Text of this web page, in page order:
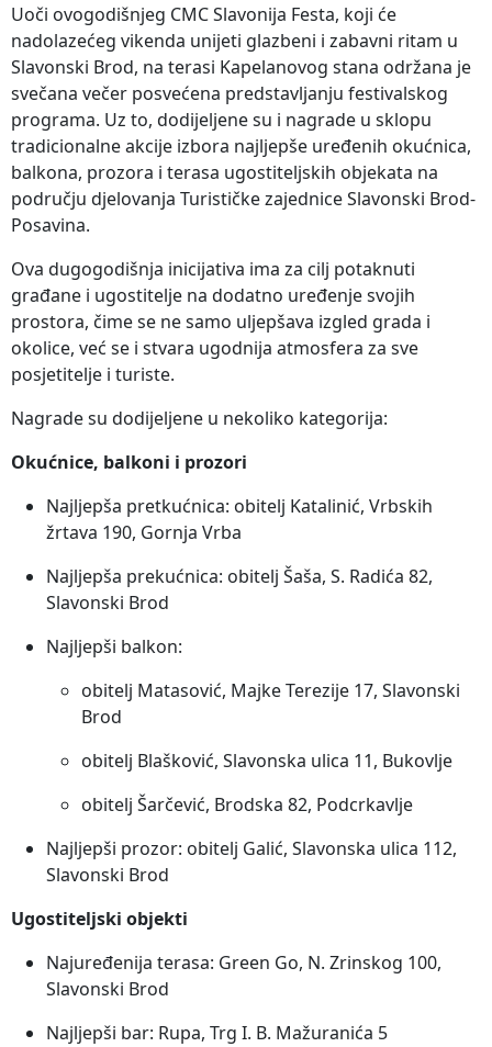
Uoči ovogodišnjeg CMC Slavonija Festa, koji će
nadolazećeg vikenda unijeti glazbeni i zabavni ritam u
Slavonski Brod, na terasi Kapelanovog stana održana je
svečana večer posvećena predstavljanju festivalskog
programa. Uz to, dodijeljene su i nagrade u sklopu
tradicionalne akcije izbora najljepše uređenih okućnica,
balkona, prozora i terasa ugostiteljskih objekata na
području djelovanja Turističke zajednice Slavonski Brod-
Posavina.
Ova dugogodišnja inicijativa ima za cilj potaknuti
građane i ugostitelje na dodatno uređenje svojih
prostora, čime se ne samo uljepšava izgled grada i
okolice, već se i stvara ugodnija atmosfera za sve
posjetitelje i turiste.
Nagrade su dodijeljene u nekoliko kategorija:
Okućnice, balkoni i prozori
Najljepša pretkućnica: obitelj Katalinić, Vrbskih
žrtava 190, Gornja Vrba
Najljepša prekućnica: obitelj Šaša, S. Radića 82,
Slavonski Brod
Najljepši balkon:
obitelj Matasović, Majke Terezije 17, Slavonski
Brod
obitelj Blašković, Slavonska ulica 11, Bukovlje
obitelj Šarčević, Brodska 82, Podcrkavlje
Najljepši prozor: obitelj Galić, Slavonska ulica 112,
Slavonski Brod
Ugostiteljski objekti
Najuređenija terasa: Green Go, N. Zrinskog 100,
Slavonski Brod
Najljepši bar: Rupa, Trg I. B. Mažuranića 5